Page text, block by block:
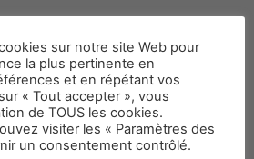
de soude :
simplement
sur notre site Web pour
la plus pertinente en
et en répétant vos
« Tout accepter », vous
de TOUS les cookies.
visiter les « Paramètres des
un consentement contrôlé.